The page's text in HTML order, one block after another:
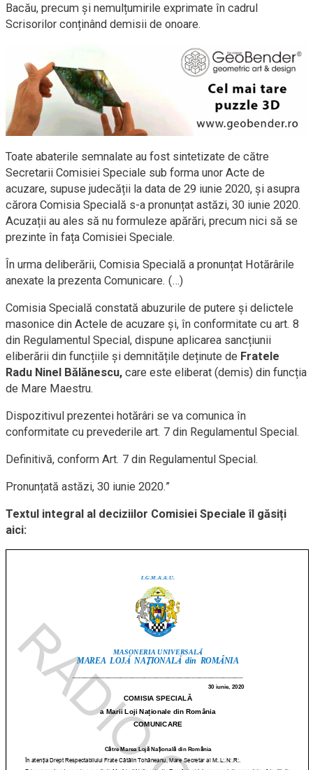
Bacău, precum și nemulțumirile exprimate în cadrul
Scrisorilor conținând demisii de onoare.
Toate abaterile semnalate au fost sintetizate de către
Secretarii Comisiei Speciale sub forma unor Acte de
acuzare, supuse judecății la data de 29 iunie 2020, și asupra
cărora Comisia Specială s-a pronunțat astăzi, 30 iunie 2020.
Acuzații au ales să nu formuleze apărări, precum nici să se
prezinte în fața Comisiei Speciale.
În urma deliberării, Comisia Specială a pronunțat Hotărârile
anexate la prezenta Comunicare. (…)
Comisia Specială constată abuzurile de putere și delictele
masonice din Actele de acuzare și, în conformitate cu art. 8
din Regulamentul Special, dispune aplicarea sancțiunii
eliberării din funcțiile și demnitățile deținute de Fratele
Radu Ninel Bălănescu, care este eliberat (demis) din funcția
de Mare Maestru.
Dispozitivul prezentei hotărâri se va comunica în
conformitate cu prevederile art. 7 din Regulamentul Special.
Definitivă, conform Art. 7 din Regulamentul Special.
Pronunțată astăzi, 30 iunie 2020.”
Textul integral al deciziilor Comisiei Speciale îl găsiți
aici: